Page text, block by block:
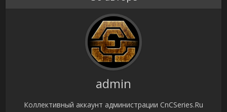
admin
Коллективный аккаунт администрации CnCSeries.Ru